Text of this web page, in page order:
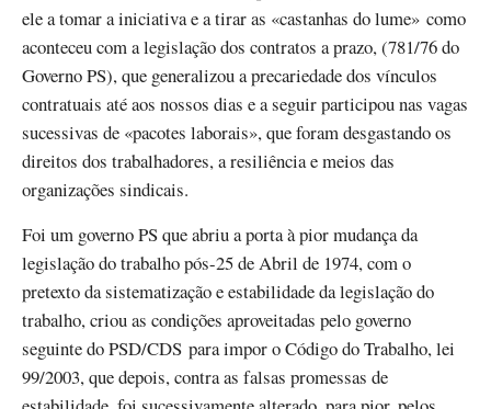
ele a tomar a iniciativa e a tirar as «castanhas do lume» como
aconteceu com a legislação dos contratos a prazo, (781/76 do
Governo PS), que generalizou a precariedade dos vínculos
contratuais até aos nossos dias e a seguir participou nas vagas
sucessivas de «pacotes laborais», que foram desgastando os
direitos dos trabalhadores, a resiliência e meios das
organizações sindicais.
Foi um governo PS que abriu a porta à pior mudança da
legislação do trabalho pós-25 de Abril de 1974, com o
pretexto da sistematização e estabilidade da legislação do
trabalho, criou as condições aproveitadas pelo governo
seguinte do PSD/CDS para impor o Código do Trabalho, lei
99/2003, que depois, contra as falsas promessas de